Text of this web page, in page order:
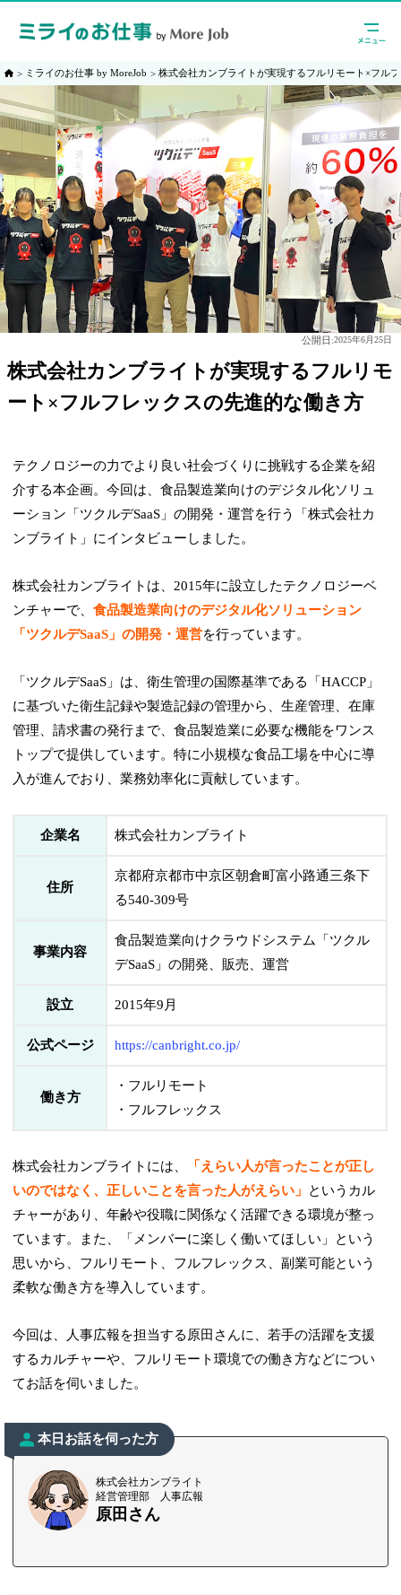
ミライのお仕事 by MoreJob 株式会社カンブライトが実現するフルリモート×フル
公開日:2025年6月25日
株式会社カンブライトが実現するフルリモ
ート×フルフレックスの先進的な働き方
テクノロジーの力でより良い社会づくりに挑戦する企業を紹
介する本企画。今回は、食品製造業向けのデジタル化ソリュ
ーション「ツクルデSaaS」の開発・運営を行う「株式会社カ
ンブライト」にインタビューしました。
株式会社カンブライトは、2015年に設立したテクノロジーベ
ンチャーで、食品製造業向けのデジタル化ソリューション
「ツクルデSaaS」の開発・運営を行っています。
「ツクルデSaaS」は、衛生管理の国際基準である「HACCP」
に基づいた衛生記録や製造記録の管理から、生産管理、在庫
管理、請求書の発行まで、食品製造業に必要な機能をワンス
トップで提供しています。特に小規模な食品工場を中心に導
入が進んでおり、業務効率化に貢献しています。
企業名 株式会社カンブライト
住所
京都府京都市中京区朝倉町富小路通三条下
る540-309号
事業内容
食品製造業向けクラウドシステム「ツクル
デSaaS」の開発、販売、運営
設立 2015年9月
公式ページ https://canbright.co.jp/
働き方
・フルリモート
・フルフレックス
株式会社カンブライトには、
「えらい人が言ったことが正し
いのではなく、正しいことを言った人がえらい」
というカル
チャーがあり、年齢や役職に関係なく活躍できる環境が整っ
ています。また、「メンバーに楽しく働いてほしい」という
思いから、フルリモート、フルフレックス、副業可能という
柔軟な働き方を導入しています。
今回は、人事広報を担当する原田さんに、若手の活躍を支援
するカルチャーや、フルリモート環境での働き方などについ
てお話を伺いました。
本日お話を伺った方
株式会社カンブライト
経営管理部 人事広報
原田さん